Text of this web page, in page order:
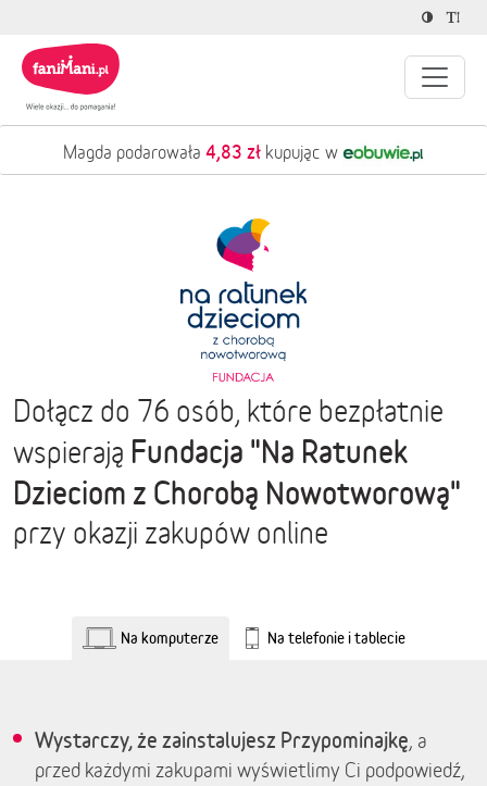
Magda podarowała 4,83 zł kupując w
Dołącz do 76 osób, które bezpłatnie
wspierają Fundacja "Na Ratunek
Dzieciom z Chorobą Nowotworową"
przy okazji zakupów online
Na komputerze Na telefonie i tablecie
Wystarczy, że zainstalujesz Przypominajkę, a
przed każdymi zakupami wyświetlimy Ci podpowiedź,